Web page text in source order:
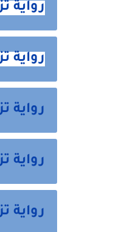
رواية
رواية
رواية
رواية
رواية